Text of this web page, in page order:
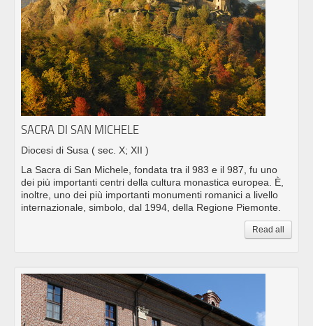
SACRA DI SAN MICHELE
Diocesi di Susa ( sec. X; XII )
La Sacra di San Michele, fondata tra il 983 e il 987, fu uno
dei più importanti centri della cultura monastica europea. È,
inoltre, uno dei più importanti monumenti romanici a livello
internazionale, simbolo, dal 1994, della Regione Piemonte.
Read all